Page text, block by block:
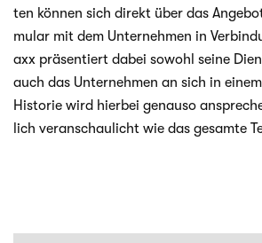
ten kön­nen sich direkt über das
mu­lar mit dem Unter­neh­men in
axx prä­sen­tiert dabei sowohl seine
auch das Unter­neh­men an sich in
His­to­rie wird hier­bei genauso
lich ver­an­schau­licht wie das gesamte